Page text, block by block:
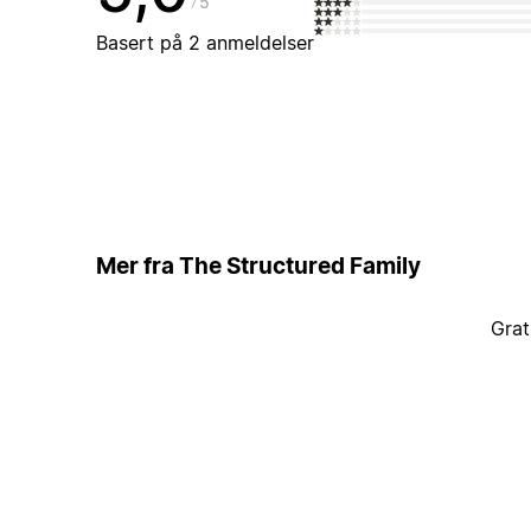
Basert på 2 anmeldelser
Mer fra The Structured Family